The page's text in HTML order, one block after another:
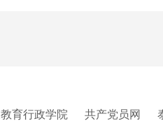
育行政学院 共产党员网